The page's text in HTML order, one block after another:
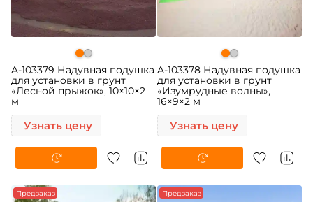
A-103379 Надувная подушка
для установки в грунт
«Лесной прыжок», 10×10×2
м
Узнать цену
A-103378 Надувная подушка
для установки в грунт
«Изумрудные волны»,
16×9×2 м
Узнать цену
Предзаказ Предзаказ